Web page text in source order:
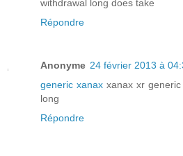
withdrawal long does take
Répondre
Anonyme 24 février 2013 à
generic xanax xanax xr
long
Répondre